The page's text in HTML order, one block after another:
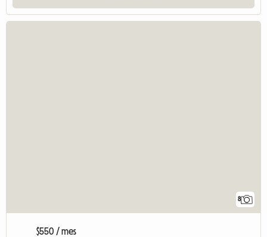
8
$550 / mes